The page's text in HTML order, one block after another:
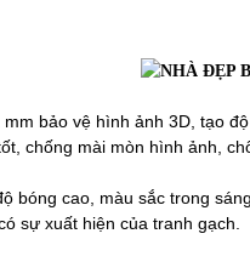
bảo vệ hình ảnh 3D, tạo
chống mài mòn hình ảnh,
bóng cao, màu sắc trong
sự xuất hiện của tranh gạch.